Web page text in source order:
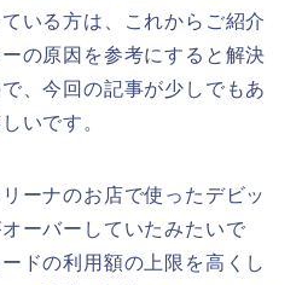
いる方は、これからご紹介
の原因を参考にすると解決
、今回の記事が少しでもあ
いです。
ーナのお店で使ったデビッ
ーバーしていたみたいで
ドの利用額の上限を高くし